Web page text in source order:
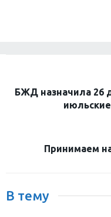
БЖД назначила 26
Принимаем
В тему